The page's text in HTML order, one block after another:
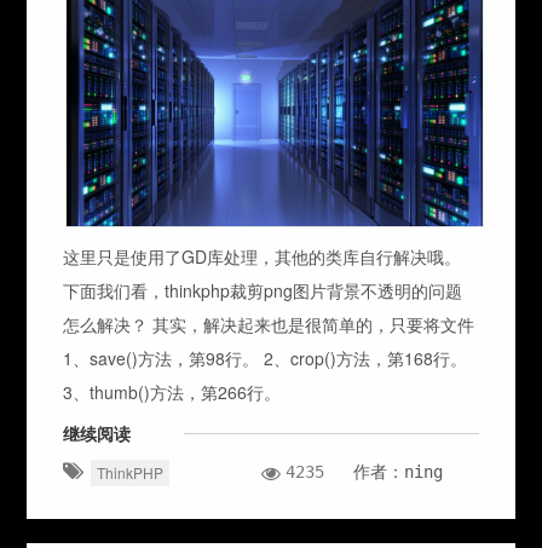
这里只是使用了GD库处理，其他的类库自行解决哦。
下面我们看，thinkphp裁剪png图片背景不透明的问题
怎么解决？ 其实，解决起来也是很简单的，只要将文件
1、save()方法，第98行。 2、crop()方法，第168行。
3、thumb()方法，第266行。
继续阅读
ThinkPHP 4235 作者：ning